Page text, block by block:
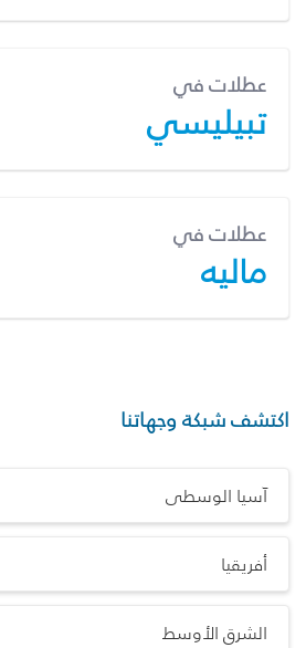
عطلات في
تبيليسي
عطلات في
ماليه
اكتشف شبكة وجهاتنا
آسيا الوسطى
أفريقيا
الشرق الأوسط